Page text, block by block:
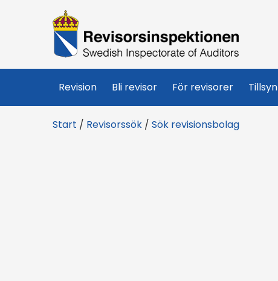
R
e
v
i
Revision Bli revisor För revisorer Tillsyn
Start / Revisorssök / Sök revisionsbolag